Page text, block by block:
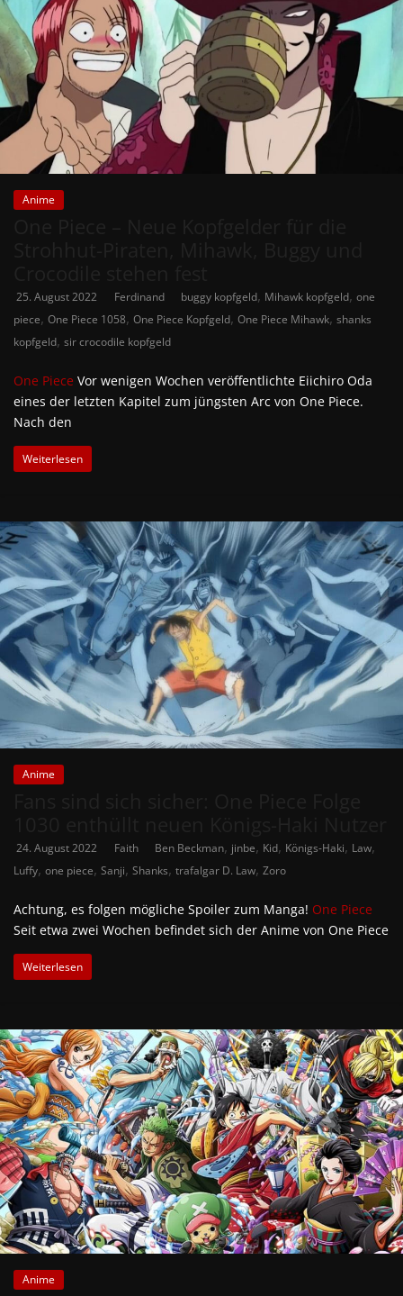
Anime
25. August 2022 Ferdinand buggy kopfgeld, Mihawk kopfgeld, one
piece, One Piece 1058, One Piece Kopfgeld, One Piece Mihawk, shanks
kopfgeld, sir crocodile kopfgeld
One Piece Vor wenigen Wochen veröffentlichte Eiichiro Oda
eines der letzten Kapitel zum jüngsten Arc von One Piece.
Nach den
Weiterlesen
Anime
24. August 2022 Faith Ben Beckman, jinbe, Kid, Königs-Haki, Law,
Luffy, one piece, Sanji, Shanks, trafalgar D. Law, Zoro
Achtung, es folgen mögliche Spoiler zum Manga! One Piece
Seit etwa zwei Wochen befindet sich der Anime von One Piece
Weiterlesen
Anime